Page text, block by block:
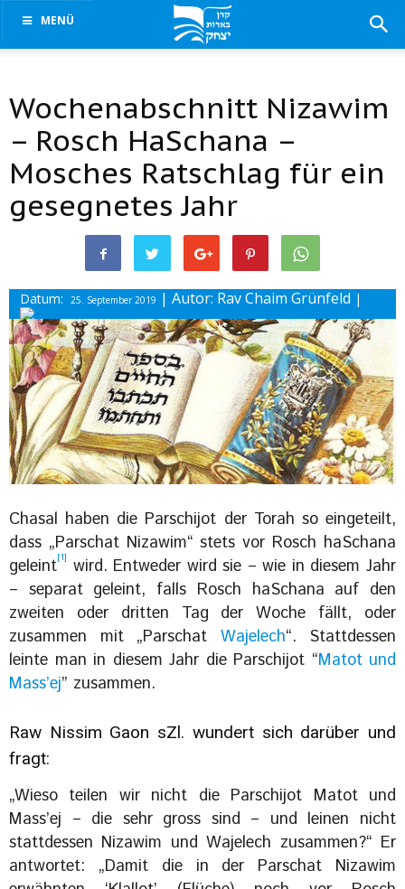
MENÜ
Wochenabschnitt Nizawim
– Rosch HaSchana –
Mosches Ratschlag für ein
gesegnetes Jahr
Datum: 25. September 2019 | Autor: Rav Chaim Grünfeld |
Chasal haben die Parschijot der Torah so eingeteilt,
dass „Parschat Nizawim“ stets vor Rosch haSchana
geleint[1] wird. Entweder wird sie – wie in diesem Jahr
– separat geleint, falls Rosch haSchana auf den
zweiten oder dritten Tag der Woche fällt, oder
zusammen mit „Parschat Wajelech“. Stattdessen
leinte man in diesem Jahr die Parschijot “Matot und
Mass’ej” zusammen.
Raw Nissim Gaon sZl. wundert sich darüber und
fragt:
„Wieso teilen wir nicht die Parschijot Matot und
Mass’ej – die sehr gross sind – und leinen nicht
stattdessen Nizawim und Wajelech zusammen?“ Er
antwortet: „Damit die in der Parschat Nizawim